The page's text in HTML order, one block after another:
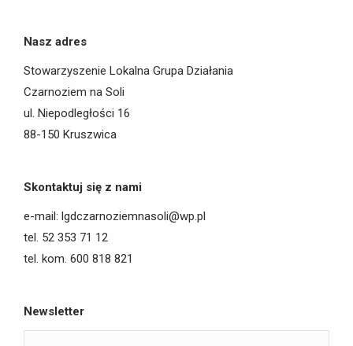
Nasz adres
Stowarzyszenie Lokalna Grupa Działania
Czarnoziem na Soli
ul. Niepodległości 16
88-150 Kruszwica
Skontaktuj się z nami
e-mail: lgdczarnoziemnasoli@wp.pl
tel. 52 353 71 12
tel. kom. 600 818 821
Newsletter